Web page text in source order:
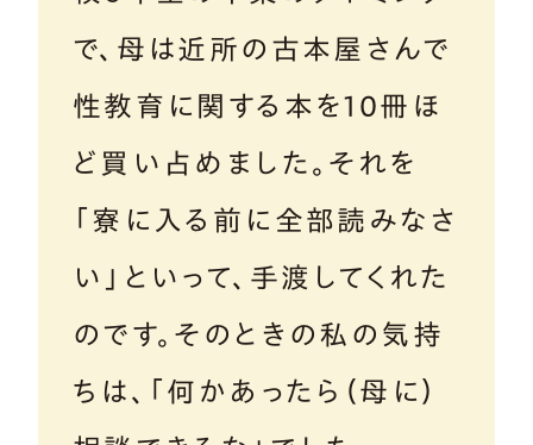
で、母は近所の古本屋さんで
性教育に関する本を10冊ほ
ど買い占めました。それを
「寮に入る前に全部読みなさ
い」といって、手渡してくれた
のです。そのときの私の気持
ちは、「何かあったら（母に）